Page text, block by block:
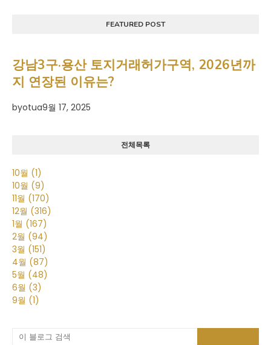
FEATURED POST
강남3구·용산 토지거래허가구역, 2026년까
지 연장된 이유는?
byotua9월 17, 2025
전체목록
10월 (1)
10월 (9)
11월 (170)
12월 (316)
1월 (167)
2월 (94)
3월 (151)
4월 (87)
5월 (48)
6월 (3)
9월 (1)